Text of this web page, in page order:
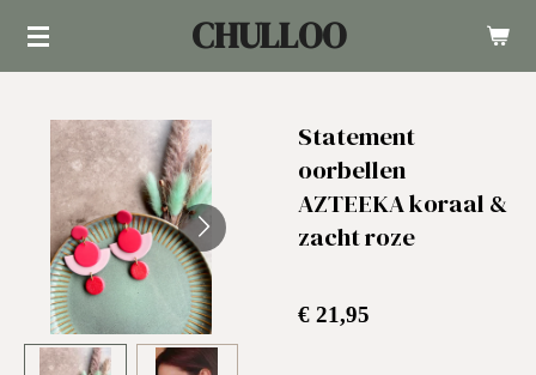
Ga
hoofdinhoud
CHULLOO
Statement
oorbellen
AZTEEKA koraal &
zacht roze
€ 21,95